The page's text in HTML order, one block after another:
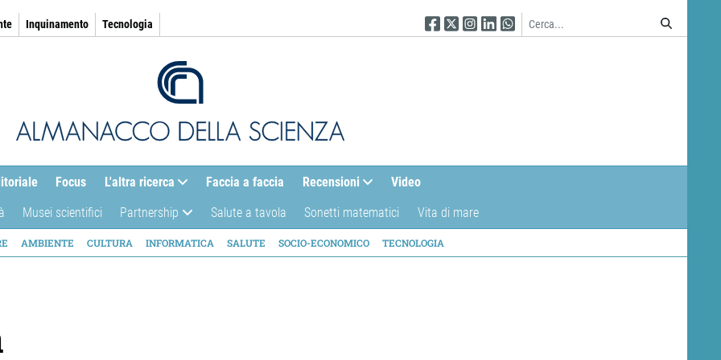
Inquinamento Tecnologia Seguici su Facebook
Seguici su Twitter
Seguici su Instagram
Seguici su Linkedin
Seguici su WhatsApp
Focus L'altra ricerca Faccia a faccia Recensioni Video
Musei scientifici Partnership Salute a tavola Sonetti matematici Vita di mare
AMBIENTE CULTURA INFORMATICA SALUTE SOCIO-ECONOMICO TECNOLOGIA